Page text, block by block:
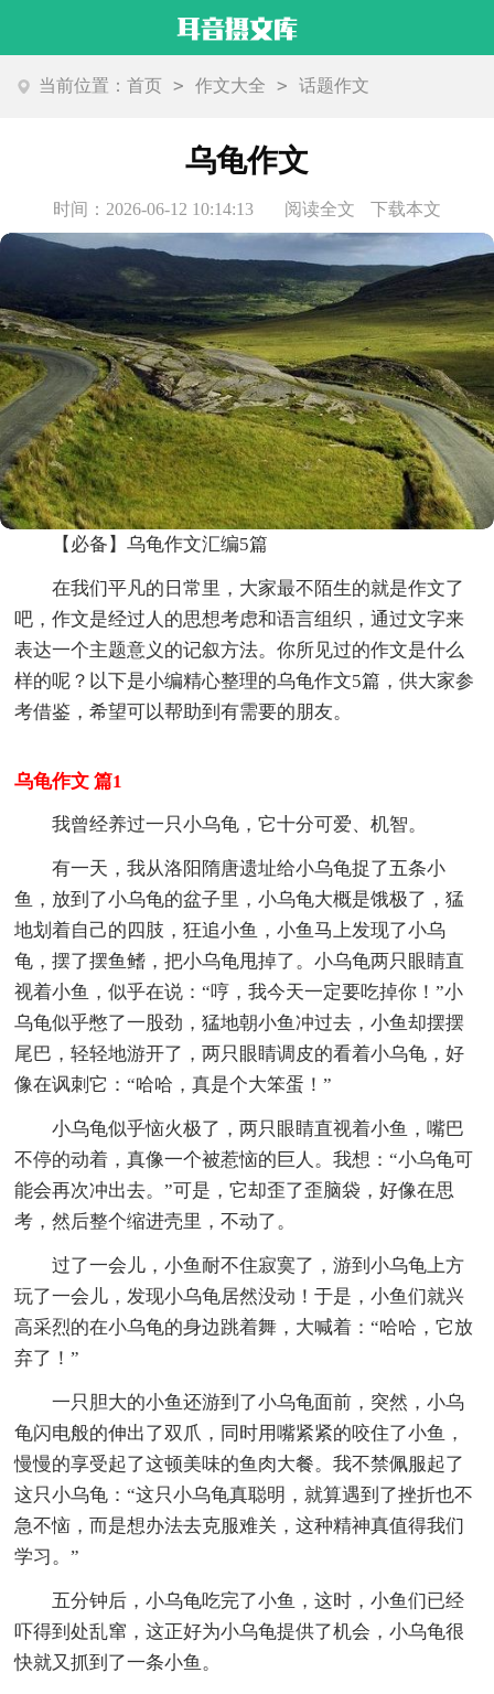
当前位置：首页 > 作文大全 > 话题作文
乌龟作文
时间：2026-06-12 10:14:13 阅读全文 下载本文
【必备】乌龟作文汇编5篇
在我们平凡的日常里，大家最不陌生的就是作文了
吧，作文是经过人的思想考虑和语言组织，通过文字来
表达一个主题意义的记叙方法。你所见过的作文是什么
样的呢？以下是小编精心整理的乌龟作文5篇，供大家参
考借鉴，希望可以帮助到有需要的朋友。
乌龟作文 篇1
我曾经养过一只小乌龟，它十分可爱、机智。
有一天，我从洛阳隋唐遗址给小乌龟捉了五条小
鱼，放到了小乌龟的盆子里，小乌龟大概是饿极了，猛
地划着自己的四肢，狂追小鱼，小鱼马上发现了小乌
龟，摆了摆鱼鳍，把小乌龟甩掉了。小乌龟两只眼睛直
视着小鱼，似乎在说：“哼，我今天一定要吃掉你！”小
乌龟似乎憋了一股劲，猛地朝小鱼冲过去，小鱼却摆摆
尾巴，轻轻地游开了，两只眼睛调皮的看着小乌龟，好
像在讽刺它：“哈哈，真是个大笨蛋！”
小乌龟似乎恼火极了，两只眼睛直视着小鱼，嘴巴
不停的动着，真像一个被惹恼的巨人。我想：“小乌龟可
能会再次冲出去。”可是，它却歪了歪脑袋，好像在思
考，然后整个缩进壳里，不动了。
过了一会儿，小鱼耐不住寂寞了，游到小乌龟上方
玩了一会儿，发现小乌龟居然没动！于是，小鱼们就兴
高采烈的在小乌龟的身边跳着舞，大喊着：“哈哈，它放
弃了！”
一只胆大的小鱼还游到了小乌龟面前，突然，小乌
龟闪电般的伸出了双爪，同时用嘴紧紧的咬住了小鱼，
慢慢的享受起了这顿美味的鱼肉大餐。我不禁佩服起了
这只小乌龟：“这只小乌龟真聪明，就算遇到了挫折也不
急不恼，而是想办法去克服难关，这种精神真值得我们
学习。”
五分钟后，小乌龟吃完了小鱼，这时，小鱼们已经
吓得到处乱窜，这正好为小乌龟提供了机会，小乌龟很
快就又抓到了一条小鱼。